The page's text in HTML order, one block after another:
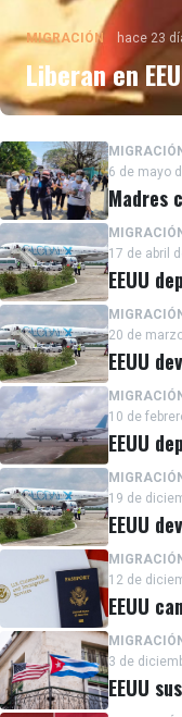
MIGRACIÓN hace 23
Liberan en
6 de mayo
Madres
17 de abril
EEUU
20 de
EEUU
10 de
EEUU
19 de
EEUU
12 de
EEUU
3 de
EEUU